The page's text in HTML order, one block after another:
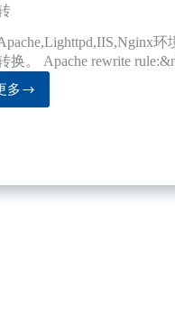
换。 Apache rewrite
多
Rewrite
则